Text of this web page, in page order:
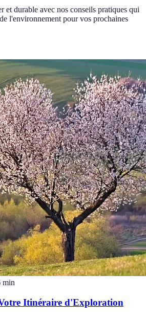
et durable avec nos conseils pratiques qui
l'environnement pour vos prochaines
min
Itinéraire d'Exploration